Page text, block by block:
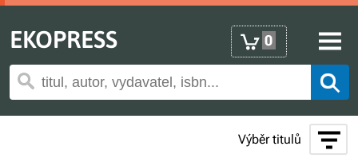
EKOPRESS 0
Výběr titulů